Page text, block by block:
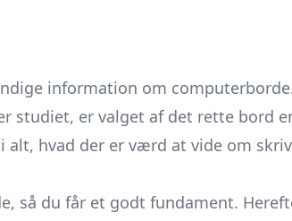
information om
er valget af det rette bord
hvad der er værd at vide om
så du får et godt fundament.